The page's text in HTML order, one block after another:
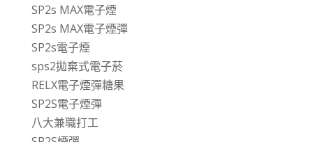
SP2s MAX電子煙
SP2s MAX電子煙彈
SP2s電子煙
sps2拋棄式電子菸
RELX電子煙彈糖果
SP2S電子煙彈
八大兼職打工